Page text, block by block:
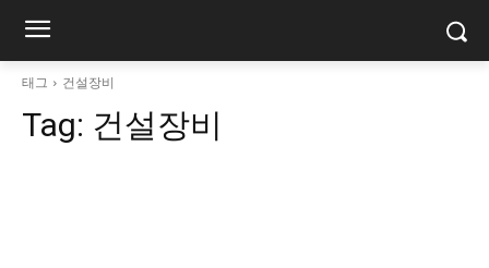
태그 건설장비
Tag: 건설장비